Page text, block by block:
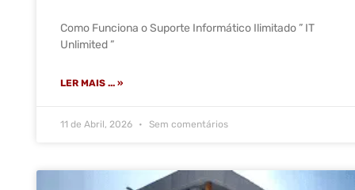
Como Funciona o Suporte Informático Ilimitado ” IT
Unlimited ”
LER MAIS ... »
11 de Abril, 2026 Sem comentários